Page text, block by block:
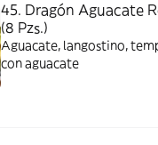
45. Dragón Aguacate
(8 Pzs.)
Aguacate, langostino,
con aguacate